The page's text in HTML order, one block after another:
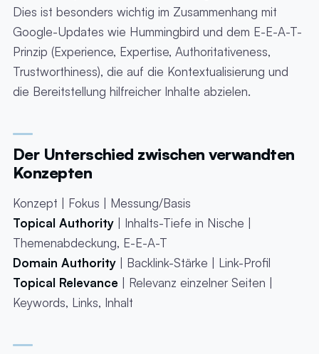
Dies ist besonders wichtig im Zusammenhang mit
Google-Updates wie Hummingbird und dem E-E-A-T-
Prinzip (Experience, Expertise, Authoritativeness,
Trustworthiness), die auf die Kontextualisierung und
die Bereitstellung hilfreicher Inhalte abzielen.
Der Unterschied zwischen verwandten
Konzepten
Konzept | Fokus | Messung/Basis
Topical Authority | Inhalts-Tiefe in Nische |
Themenabdeckung, E-E-A-T
Domain Authority | Backlink-Stärke | Link-Profil
Topical Relevance | Relevanz einzelner Seiten |
Keywords, Links, Inhalt